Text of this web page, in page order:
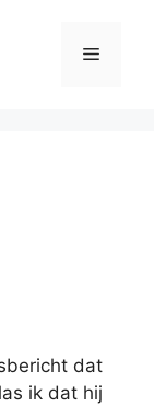
Menu
dat
ik dat hij